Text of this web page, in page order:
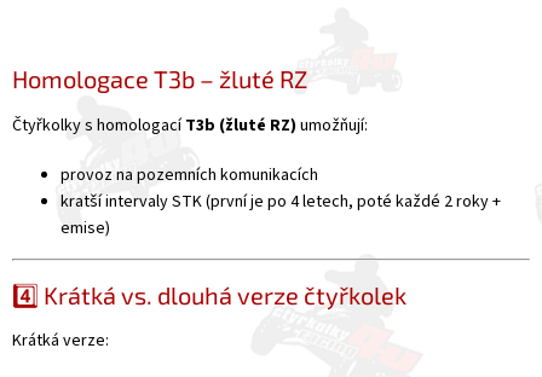
Homologace T3b – žluté RZ
Čtyřkolky s homologacíT3b (žluté RZ) umožňují:
provoz na pozemních komunikacích
kratší intervaly STK (první je po 4 letech, poté každé 2 roky +
emise)
4️⃣ Krátká vs. dlouhá verze čtyřkolek
Krátká verze: